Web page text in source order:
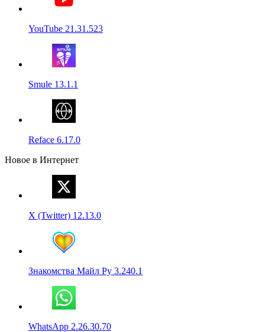
YouTube 21.31.523
Smule 13.1.1
Reface 6.17.0
Новое в Интернет
X (Twitter) 12.13.0
Знакомства Майл Ру 3.240.1
WhatsApp 2.26.30.70